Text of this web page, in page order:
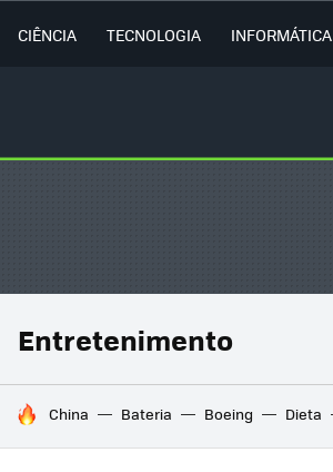
CIÊNCIA TECNOLOGIA INFORMÁTICA
Entretenimento
TENDÊNCIAS DO DIA
China Bateria Boeing Dieta